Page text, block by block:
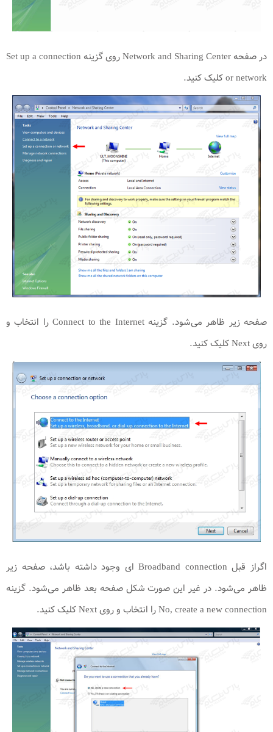
در صفحه Network and Sharing Center روی گزینه Set up a connection
or network کلیک کنید.
صفحه زیر ظاهر می‌شود. گزینه Connect to the Internet را انتخاب و
روی Next کلیک کنید.
اگراز قبل Broadband connection ای وجود داشته باشد، صفحه زیر
ظاهر می‌شود. در غیر این صورت شکل صفحه بعد ظاهر می‌شود. گزینه
No, create a new connection را انتخاب و روی Next کلیک کنید.